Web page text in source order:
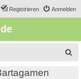
Anmelden
Registrieren